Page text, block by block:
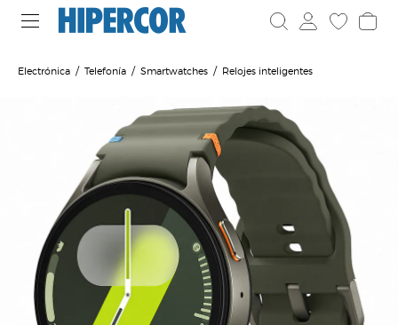
Electrónica Telefonía Smartwatches Relojes inteligentes